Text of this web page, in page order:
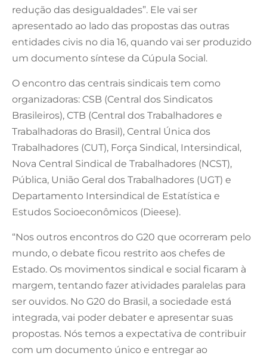
redução das desigualdades”. Ele vai ser
apresentado ao lado das propostas das outras
entidades civis no dia 16, quando vai ser produzido
um documento síntese da Cúpula Social.
O encontro das centrais sindicais tem como
organizadoras: CSB (Central dos Sindicatos
Brasileiros), CTB (Central dos Trabalhadores e
Trabalhadoras do Brasil), Central Única dos
Trabalhadores (CUT), Força Sindical, Intersindical,
Nova Central Sindical de Trabalhadores (NCST),
Pública, União Geral dos Trabalhadores (UGT) e
Departamento Intersindical de Estatística e
Estudos Socioeconômicos (Dieese).
“Nos outros encontros do G20 que ocorreram pelo
mundo, o debate ficou restrito aos chefes de
Estado. Os movimentos sindical e social ficaram à
margem, tentando fazer atividades paralelas para
ser ouvidos. No G20 do Brasil, a sociedade está
integrada, vai poder debater e apresentar suas
propostas. Nós temos a expectativa de contribuir
com um documento único e entregar ao